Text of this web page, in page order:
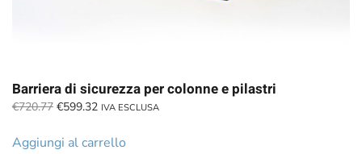
Barriera di sicurezza per colonne e pilastri
€720.77 Il
originale
€599.32 Il
attuale
IVA ESCLUSA
Aggiungi al carrello